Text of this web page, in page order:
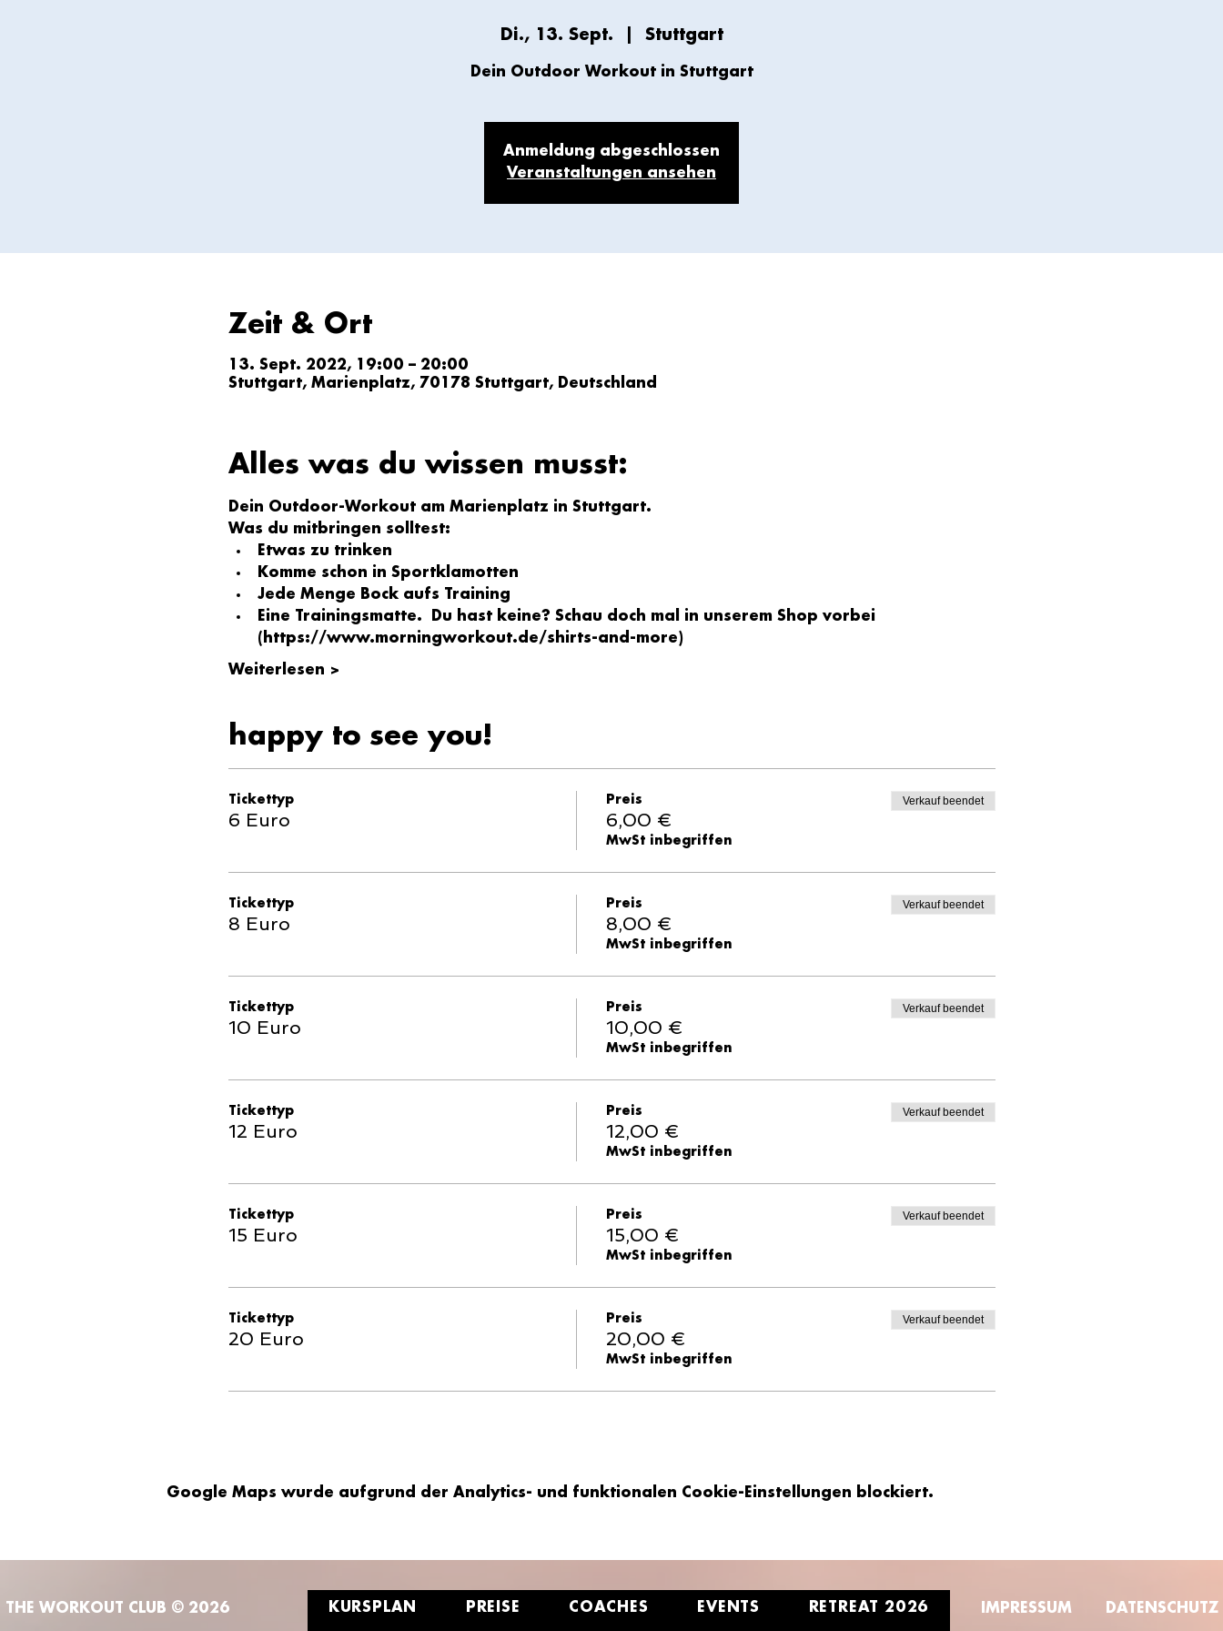
Di., 13. Sept. Stuttgart
Dein Outdoor Workout in Stuttgart
Anmeldung abgeschlossen
Veranstaltungen ansehen
Zeit & Ort
13. Sept. 2022, 19:00 – 20:00
Stuttgart, Marienplatz, 70178 Stuttgart, Deutschland
Alles was du wissen musst:
Dein Outdoor-Workout am Marienplatz in Stuttgart.
Was du mitbringen solltest:
Etwas zu trinken
Komme schon in Sportklamotten
Jede Menge Bock aufs Training
Eine Trainingsmatte.  Du hast keine? Schau doch mal in unserem Shop vorbei
( https://www.morningworkout.de/shirts-and-more)
Weiterlesen >
happy to see you!
Tickettyp
6 Euro
Preis
6,00 €
MwSt inbegriffen
Verkauf beendet
Tickettyp
8 Euro
Preis
8,00 €
MwSt inbegriffen
Verkauf beendet
Tickettyp
10 Euro
Preis
10,00 €
MwSt inbegriffen
Verkauf beendet
Tickettyp
12 Euro
Preis
12,00 €
MwSt inbegriffen
Verkauf beendet
Tickettyp
15 Euro
Preis
15,00 €
MwSt inbegriffen
Verkauf beendet
Tickettyp
20 Euro
Preis
20,00 €
MwSt inbegriffen
Verkauf beendet
Google Maps wurde aufgrund der Analytics- und funktionalen Cookie-Einstellungen blockiert.
KURSPLAN PREISE COACHES EVENTS RETREAT 2026
THE WORKOUT CLUB © 2026 IMPRESSUM DATENSCHUTZ